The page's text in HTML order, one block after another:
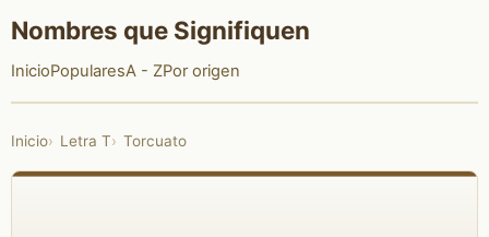
Nombres que Signifiquen
InicioPopularesA - ZPor origen
Inicio Letra T Torcuato